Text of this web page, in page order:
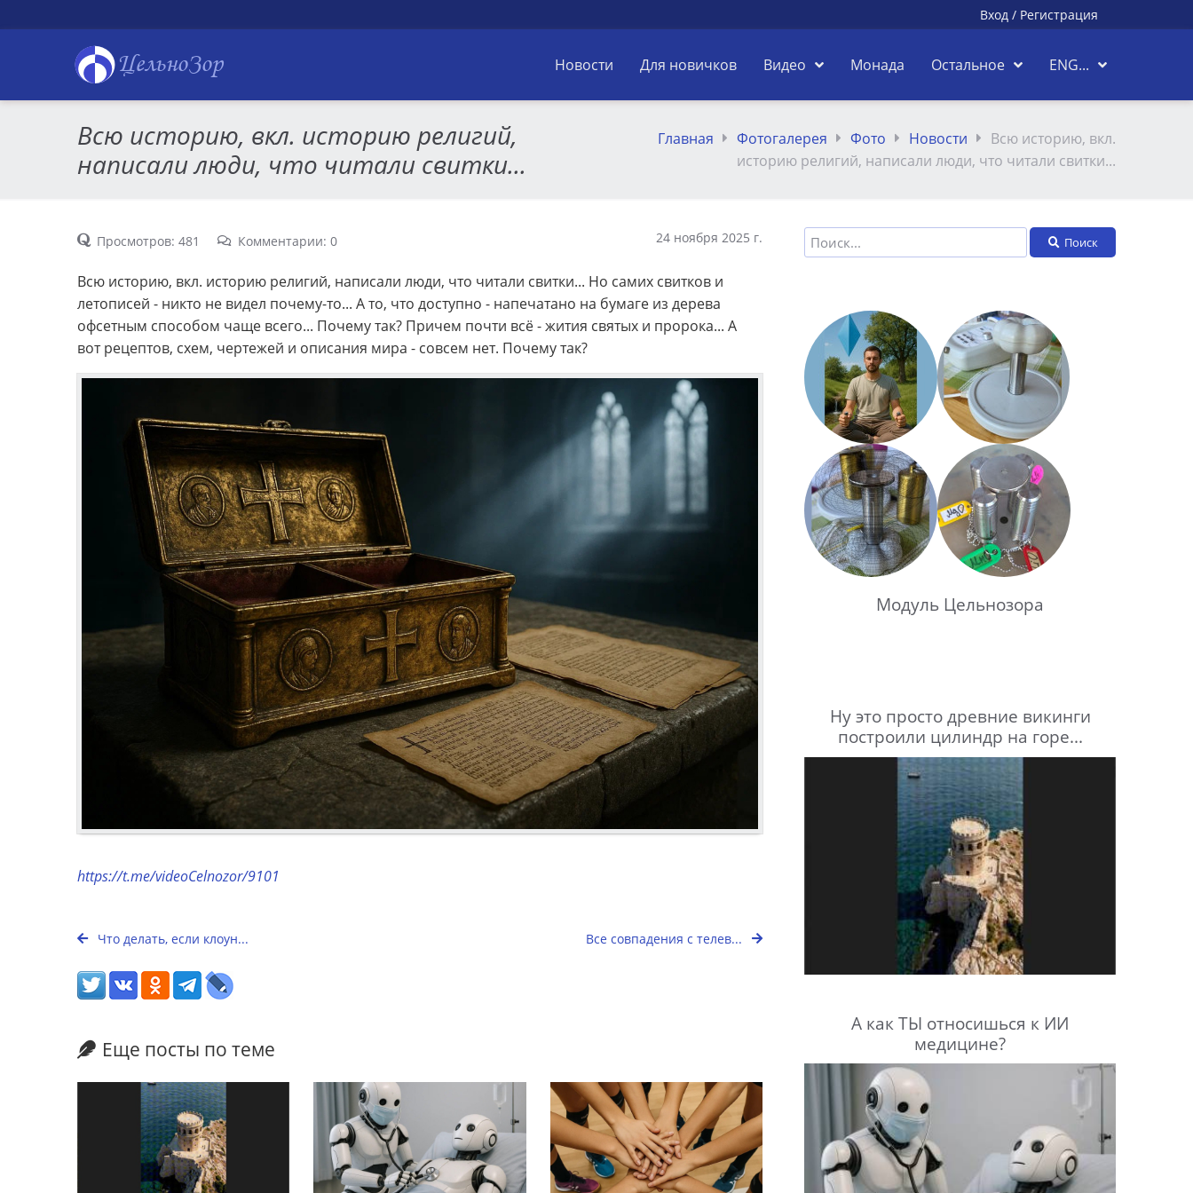
Вход / Регистрация
ЦельноЗор Новости Для новичков Видео Монада Остальное ENG...
Всю историю, вкл. историю религий,
написали люди, что читали свитки...
Главная Фотогалерея Фото Новости
Всю историю, вкл.
историю религий, написали люди, что читали свитки...
Просмотров: 481 Комментарии: 0 24 ноября 2025 г.
Всю историю, вкл. историю религий, написали люди, что читали свитки... Но самих свитков и
летописей - никто не видел почему-то... А то, что доступно - напечатано на бумаге из дерева
офсетным способом чаще всего... Почему так? Причем почти всё - жития святых и пророка... А
вот рецептов, схем, чертежей и описания мира - совсем нет. Почему так?
https://t.me/videoCelnozor/9101
Что делать, если клоун... Все совпадения с телев...
Еще посты по теме
Поиск
Модуль Цельнозора
Ну это просто древние викинги
построили цилиндр на горе...
А как ТЫ относишься к ИИ
медицине?